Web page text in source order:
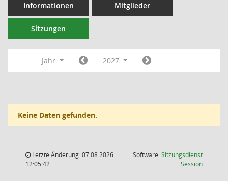
Informationen Mitglieder
Sitzungen
Jahr 2027
Keine Daten gefunden.
Letzte Änderung: 07.08.2026
12:05:42
Software:Sitzungsdienst
Session(Wird in